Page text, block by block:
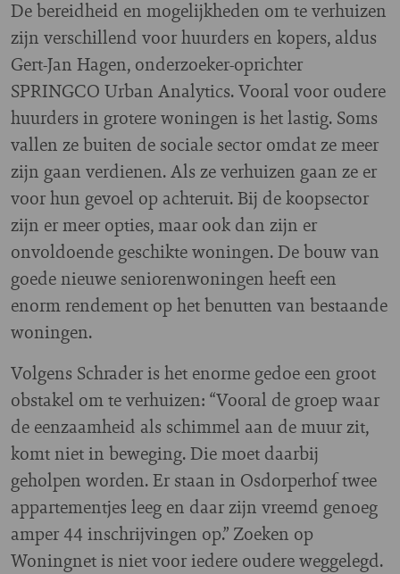
De bereidheid en mogelijkheden om te verhuizen
zijn verschillend voor huurders en kopers, aldus
Gert-Jan Hagen, onderzoeker-oprichter
SPRINGCO Urban Analytics. Vooral voor oudere
huurders in grotere woningen is het lastig. Soms
vallen ze buiten de sociale sector omdat ze meer
zijn gaan verdienen. Als ze verhuizen gaan ze er
voor hun gevoel op achteruit. Bij de koopsector
zijn er meer opties, maar ook dan zijn er
onvoldoende geschikte woningen. De bouw van
goede nieuwe seniorenwoningen heeft een
enorm rendement op het benutten van bestaande
woningen.
Volgens Schrader is het enorme gedoe een groot
obstakel om te verhuizen: “Vooral de groep waar
de eenzaamheid als schimmel aan de muur zit,
komt niet in beweging. Die moet daarbij
geholpen worden. Er staan in Osdorperhof twee
appartementjes leeg en daar zijn vreemd genoeg
amper 44 inschrijvingen op.” Zoeken op
Woningnet is niet voor iedere oudere weggelegd.